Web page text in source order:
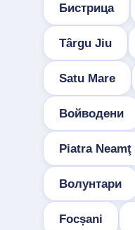
Бистрица
Târgu Jiu
Satu Mare
Войводени
Piatra Neamţ
Волунтари
Focșani